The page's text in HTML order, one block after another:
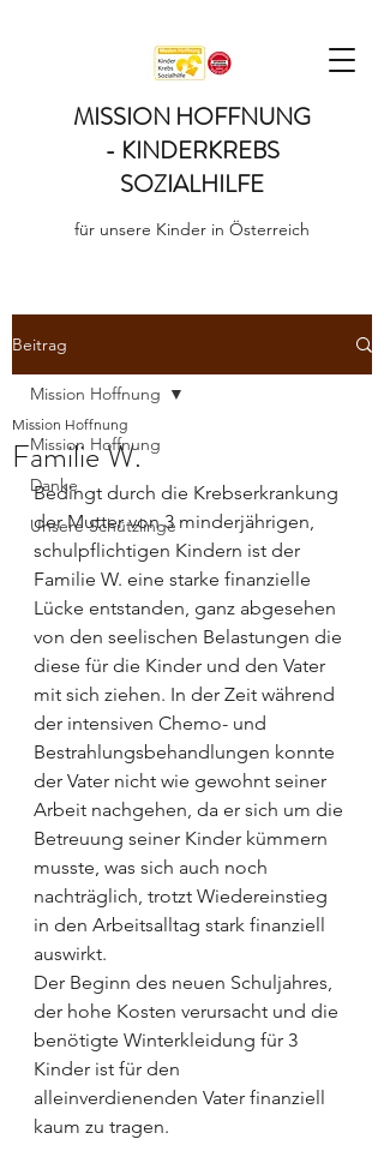
MISSION HOFFNUNG
- KINDERKREBS
SOZIALHILFE
für unsere Kinder in Österreich
Beitrag
Mission Hoffnung
Danke
Unsere Schützlinge
Mission Hoffnung
Familie W.
Mission Hoffnung
Bedingt durch die Krebserkrankung
der Mutter von 3 minderjährigen,
schulpflichtigen Kindern ist der
Familie W. eine starke finanzielle
Lücke entstanden, ganz abgesehen
von den seelischen Belastungen die
diese für die Kinder und den Vater
mit sich ziehen. In der Zeit während
der intensiven Chemo- und
Bestrahlungsbehandlungen konnte
der Vater nicht wie gewohnt seiner
Arbeit nachgehen, da er sich um die
Betreuung seiner Kinder kümmern
musste, was sich auch noch
nachträglich, trotzt Wiedereinstieg
in den Arbeitsalltag stark finanziell
auswirkt.
Der Beginn des neuen Schuljahres,
der hohe Kosten verursacht und die
benötigte Winterkleidung für 3
Kinder ist für den
alleinverdienenden Vater finanziell
kaum zu tragen.